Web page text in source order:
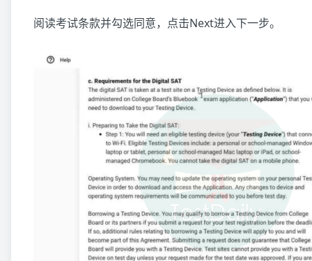
阅读考试条款并勾选同意，点击Next进入下一步。